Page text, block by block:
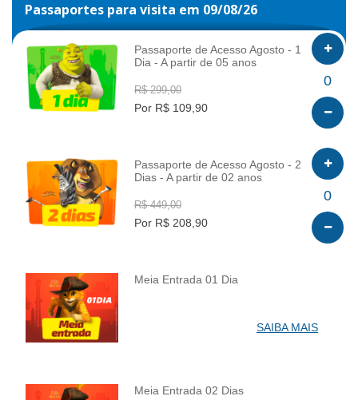
Passaportes para visita em 09/08/26
INFO
Passaporte de Acesso Agosto - 1
Dia - A partir de 05 anos
R$ 299,00
Por R$ 109,90
0
INFO
Passaporte de Acesso Agosto - 2
Dias - A partir de 02 anos
R$ 449,00
Por R$ 208,90
0
INFO
Meia Entrada 01 Dia
SAIBA MAIS
Meia Entrada 02 Dias